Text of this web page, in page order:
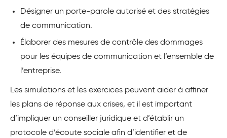
Désigner un porte-parole autorisé et des stratégies
de communication.
Élaborer des mesures de contrôle des dommages
pour les équipes de communication et l’ensemble de
l’entreprise.
Les simulations et les exercices peuvent aider à affiner
les plans de réponse aux crises, et il est important
d’impliquer un conseiller juridique et d’établir un
protocole d’écoute sociale afin d’identifier et de